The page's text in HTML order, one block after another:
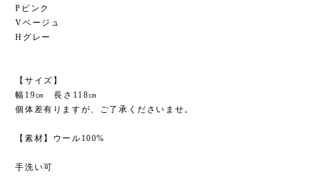
Pピンク
Vベージュ
Hグレー
【サイズ】
幅19㎝ 長さ118㎝
個体差有りますが、ご了承くださいませ。
【素材】ウール100%
手洗い可